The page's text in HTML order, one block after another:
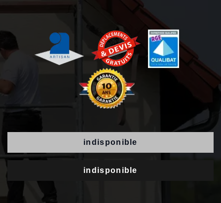
indisponible
indisponible